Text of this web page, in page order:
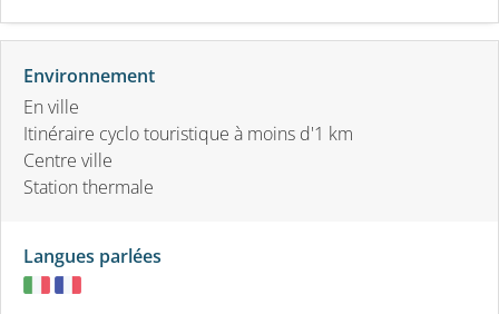
Environnement
En ville
Itinéraire cyclo touristique à moins d'1 km
Centre ville
Station thermale
Langues parlées